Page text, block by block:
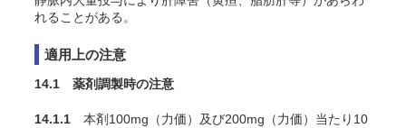
れることがある。
適用上の注意
14.1 薬剤調製時の注意
14.1.1 本剤100mg（力価）及び200mg（力価）当たり10